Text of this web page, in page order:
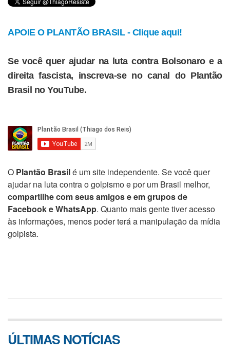
APOIE O PLANTÃO BRASIL - Clique aqui!
Se você quer ajudar na luta contra Bolsonaro e a
direita fascista, inscreva-se no canal do Plantão
Brasil no YouTube.
O Plantão Brasilé um site independente. Se você quer
ajudar na luta contra o golpismo e por um Brasil melhor,
compartilhe com seus amigos e em grupos de
Facebook e WhatsApp. Quanto mais gente tiver acesso
às informações, menos poder terá a manipulação da mídia
golpista.
ÚLTIMAS NOTÍCIAS